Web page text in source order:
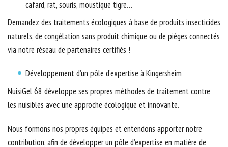
cafard, rat, souris, moustique tigre…
Demandez des traitements écologiques à base de produits insecticides
naturels, de congélation sans produit chimique ou de pièges connectés
via notre réseau de partenaires certifiés !
Développement d’un pôle d’expertise à Kingersheim
NuisiGel 68 développe ses propres méthodes de traitement contre
les nuisibles avec une approche écologique et innovante.
Nous formons nos propres équipes et entendons apporter notre
contribution, afin de développer un pôle d’expertise en matière de